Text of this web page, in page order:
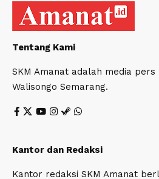
Tentang Kami
SKM Amanat adalah media pers
Walisongo Semarang.
Kantor dan Redaksi
Kantor redaksi SKM Amanat